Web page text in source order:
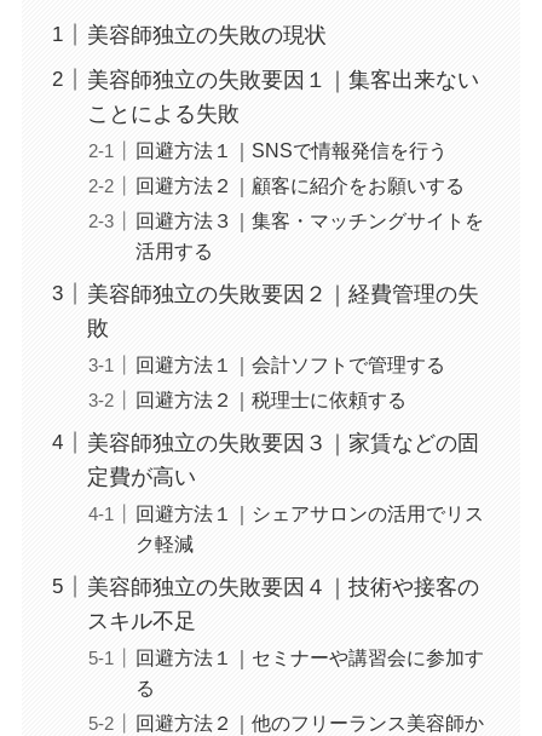
美容師独立の失敗の現状
美容師独立の失敗要因１｜集客出来ない
ことによる失敗
回避方法１｜SNSで情報発信を行う
回避方法２｜顧客に紹介をお願いする
回避方法３｜集客・マッチングサイトを
活用する
美容師独立の失敗要因２｜経費管理の失
敗
回避方法１｜会計ソフトで管理する
回避方法２｜税理士に依頼する
美容師独立の失敗要因３｜家賃などの固
定費が高い
回避方法１｜シェアサロンの活用でリス
ク軽減
美容師独立の失敗要因４｜技術や接客の
スキル不足
回避方法１｜セミナーや講習会に参加す
る
回避方法２｜他のフリーランス美容師か